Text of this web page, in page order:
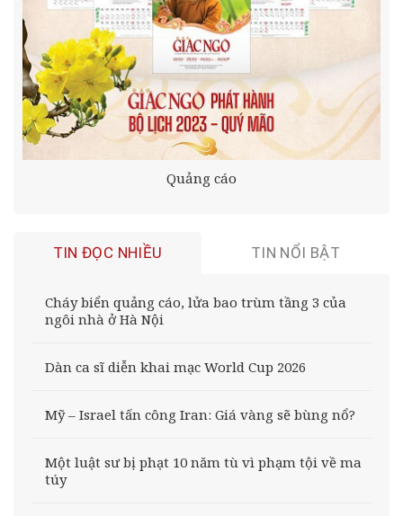
Quảng cáo
TIN ĐỌC NHIỀU TIN NỔI BẬT
Cháy biển quảng cáo, lửa bao trùm tầng 3 của
ngôi nhà ở Hà Nội
Dàn ca sĩ diễn khai mạc World Cup 2026
Mỹ – Israel tấn công Iran: Giá vàng sẽ bùng nổ?
Một luật sư bị phạt 10 năm tù vì phạm tội về ma
túy